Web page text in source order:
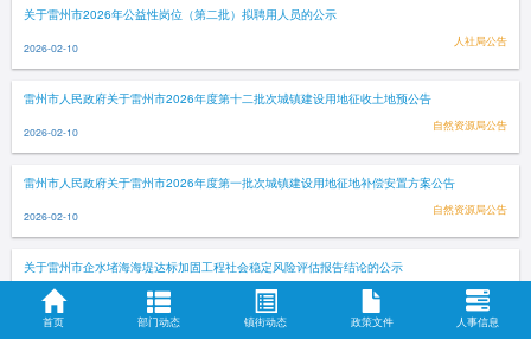
关于雷州市2026年公益性岗位（第二批）拟聘用人员的公示
2026-02-10 人社局公告
雷州市人民政府关于雷州市2026年度第十二批次城镇建设用地征收土地预公告
2026-02-10 自然资源局公告
雷州市人民政府关于雷州市2026年度第一批次城镇建设用地征地补偿安置方案公告
2026-02-10 自然资源局公告
关于雷州市企水堵海海堤达标加固工程社会稳定风险评估报告结论的公示
2026-02-10
公示公告
首页
部门动态 镇街动态 政策文件 人事信息